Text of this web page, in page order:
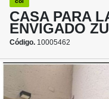
CASA PARA
ENVIGADO
Código. 10005462